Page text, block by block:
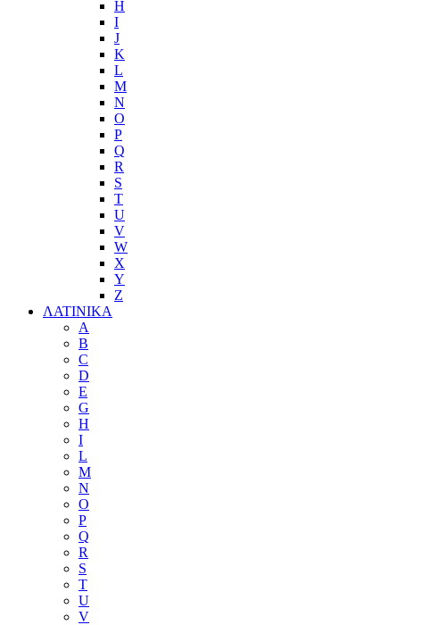
H
I
J
K
L
M
N
O
P
Q
R
S
T
U
V
W
X
Y
Z
ΛΑΤΙΝΙΚΑ
A
B
C
D
E
G
H
I
L
M
N
O
P
Q
R
S
T
U
V